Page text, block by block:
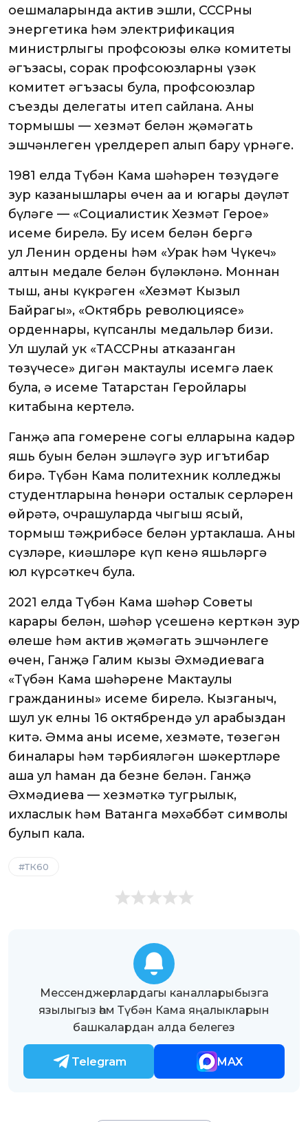
оешмаларында актив эшли, СССРның
энергетика һәм электрификация
министрлыгы профсоюзы өлкә комитеты
әгъзасы, соңрак профсоюзларның үзәк
комитет әгъзасы була, профсоюзлар
съезды делегаты итеп сайлана. Аның
тормышы — хезмәт белән җәмәгать
эшчәнлеген үрелдереп алып бару үрнәге.
1981 елда Түбән Кама шәһәрен төзүдәге
зур казанышлары өчен аңа иң югары дәүләт
бүләге — «Социалистик Хезмәт Герое»
исеме бирелә. Бу исем белән бергә
ул Ленин ордены һәм «Урак һәм Чүкеч»
алтын медале белән бүләкләнә. Моннан
тыш, аның күкрәген «Хезмәт Кызыл
Байрагы», «Октябрь революциясе»
орденнары, күпсанлы медальләр бизи.
Ул шулай ук «ТАССРның атказанган
төзүчесе» дигән мактаулы исемгә лаек
була, ә исеме Татарстан Геройлары
китабына кертелә.
Ганҗә апа гомеренең соңгы елларына кадәр
яшь буын белән эшләүгә зур игътибар
бирә. Түбән Кама политехник колледжы
студентларына һөнәри осталык серләрен
өйрәтә, очрашуларда чыгыш ясый,
тормыш тәҗрибәсе белән уртаклаша. Аның
сүзләре, киңәшләре күп кенә яшьләргә
юл күрсәткеч була.
2021 елда Түбән Кама шәһәр Советы
карары белән, шәһәр үсешенә керткән зур
өлеше һәм актив җәмәгать эшчәнлеге
өчен, Ганҗә Галим кызы Әхмәдиевага
«Түбән Кама шәһәренең Мактаулы
гражданины» исеме бирелә. Кызганыч,
шул ук елның 16 октябрендә ул арабыздан
китә. Әмма аның исеме, хезмәте, төзегән
биналары һәм тәрбияләгән шәкертләре
аша ул һаман да безнең белән. Ганҗә
Әхмәдиева — хезмәткә тугрылык,
ихласлык һәм Ватанга мәхәббәт символы
булып кала.
ТК60
Мессенджерлардагы каналларыбызга
язылыгыз һәм Түбән Кама яңалыкларын
башкалардан алда белегез
Telegram MAX